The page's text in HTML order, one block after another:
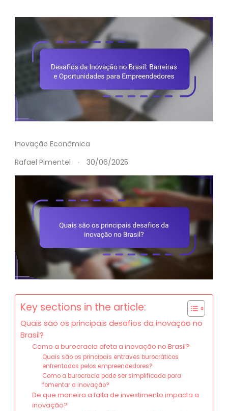
Inovação Econômica
Rafael Pimentel
30/06/2025
Key sections in the article:
Quais são os principais desafios da inovação no
Brasil?
Como a burocracia afeta a inovação no Brasil?
Quais são os principais entraves burocráticos
enfrentados pelos empreendedores?
Como a burocracia pode ser simplificada para
fomentar a inovação?
De que maneira a falta de investimento impacta a
inovação?